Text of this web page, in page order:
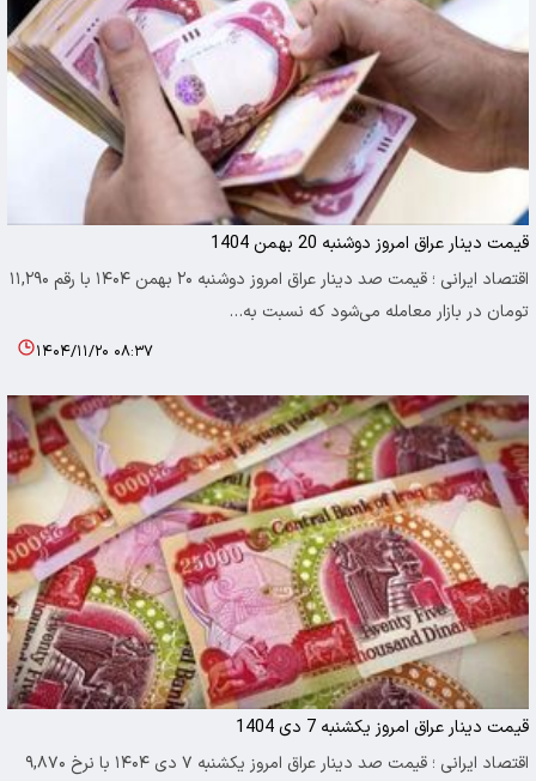
قیمت دینار عراق امروز دوشنبه 20 بهمن 1404
اقتصاد ایرانی ؛ قیمت صد دینار عراق امروز دوشنبه ۲۰ بهمن ۱۴۰۴ با رقم ۱۱,۲۹۰
تومان در بازار معامله می‌شود که نسبت به…
۱۴۰۴/۱۱/۲۰ ۰۸:۳۷
قیمت دینار عراق امروز یکشنبه 7 دی 1404
اقتصاد ایرانی ؛ قیمت صد دینار عراق امروز یکشنبه ۷ دی ۱۴۰۴ با نرخ ۹,۸۷۰